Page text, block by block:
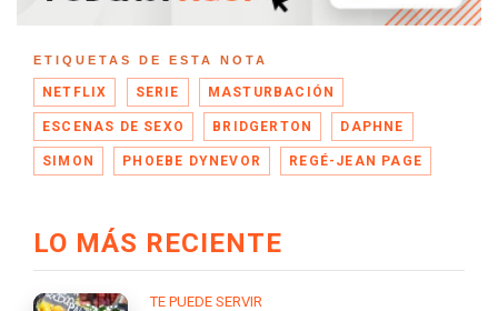
ETIQUETAS DE ESTA NOTA
NETFLIX SERIE MASTURBACIÓN
ESCENAS DE SEXO BRIDGERTON DAPHNE
SIMON PHOEBE DYNEVOR REGÉ-JEAN PAGE
LO MÁS RECIENTE
TE PUEDE SERVIR